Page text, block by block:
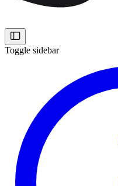
Toggle sidebar